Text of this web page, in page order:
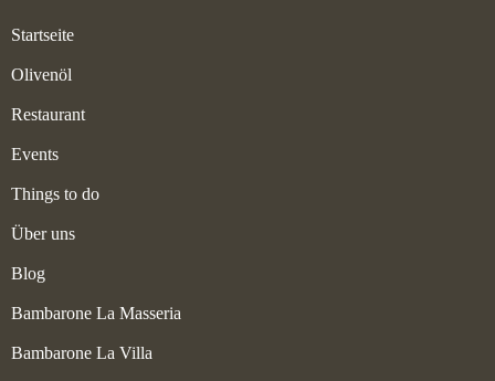
Startseite
Olivenöl
Restaurant
Events
Things to do
Über uns
Blog
Bambarone La Masseria
Bambarone La Villa